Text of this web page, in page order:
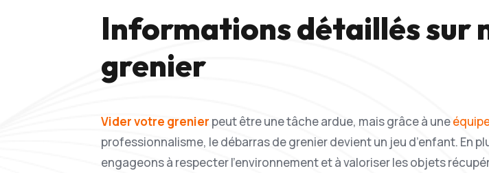
Informations détaillés sur
grenier
Vider votre grenier peut être une tâche ardue, mais grâce à une
professionnalisme, le débarras de grenier devient un jeu d’enfant. En
engageons à respecter l’environnement et à valoriser les objets